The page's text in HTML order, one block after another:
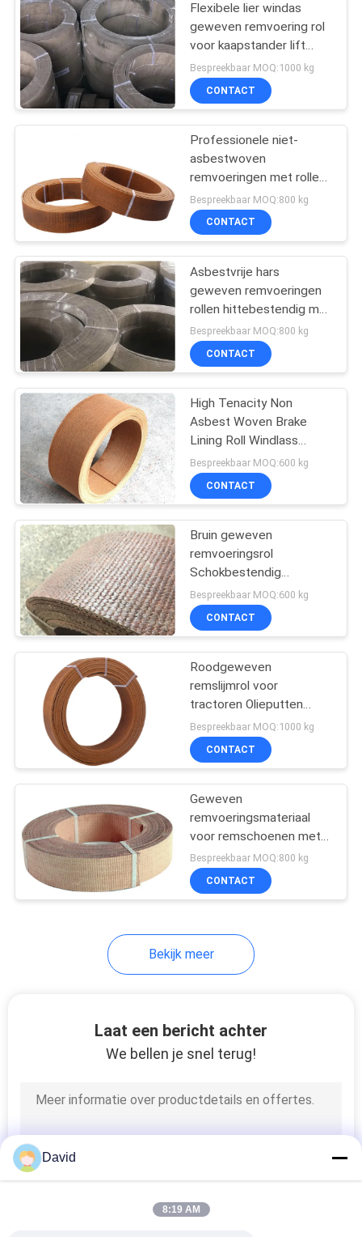
Industriële
Remvoering
29
Zegelringspakking
Asbest Vrije
Remvoering
Wrijving Materieel
Blad
De Voering van de
remband
de remwrijving
de stootkussens
van de autorem
Flexibele lier windas
geweven remvoering rol
voor kaapstander lift
olieboor machine
Bespreekbaar MOQ:1000 kg
CONTACT
Professionele niet-
asbestwoven
remvoeringen met rollen
van asbestvrij hars
Bespreekbaar MOQ:800 kg
CONTACT
Asbestvrije hars
geweven remvoeringen
rollen hittebestendig met
koperen draden
Bespreekbaar MOQ:800 kg
CONTACT
High Tenacity Non
Asbest Woven Brake
Lining Roll Windlass
Shock Resistant Brake
Bespreekbaar MOQ:600 kg
CONTACT
Bruin geweven
remvoeringsrol
Schokbestendig
wrijvingsbestendige
remvoeringsmateriaal
Bespreekbaar MOQ:600 kg
CONTACT
Roodgeweven
remslijmrol voor
tractoren Olieputten
bouwmachines
Bespreekbaar MOQ:1000 kg
CONTACT
Geweven
remvoeringsmateriaal
voor remschoenen met
een uitstekende
oliebestendigheid
Bespreekbaar MOQ:800 kg
CONTACT
Bekijk meer
Laat een bericht achter
We bellen je snel terug!
David
8:19 AM